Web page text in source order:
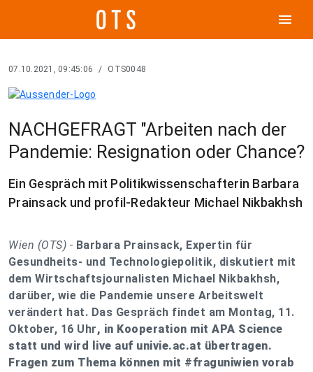
menu
07.10.2021, 09:45:06 / OTS0048
NACHGEFRAGT "Arbeiten nach der
Pandemie: Resignation oder Chance?
Ein Gespräch mit Politikwissenschafterin Barbara
Prainsack und profil-Redakteur Michael Nikbakhsh
Wien (OTS) - Barbara Prainsack, Expertin für
Gesundheits- und Technologiepolitik, diskutiert mit
dem Wirtschaftsjournalisten Michael Nikbakhsh,
darüber, wie die Pandemie unsere Arbeitswelt
verändert hat. Das Gespräch findet am Montag, 11.
Oktober, 16 Uhr, in Kooperation mit APA Science
statt und wird live auf univie.ac.at übertragen.
Fragen zum Thema können mit #fraguniwien vorab